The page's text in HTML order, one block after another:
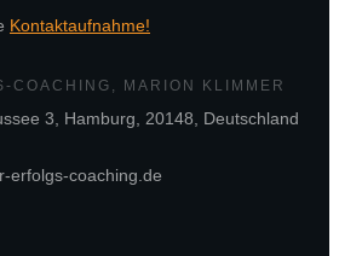
Kontaktaufnahme!
COACHING, MARION KLIMMER
3, Hamburg, 20148, Deutschland
erfolgs-coaching.de